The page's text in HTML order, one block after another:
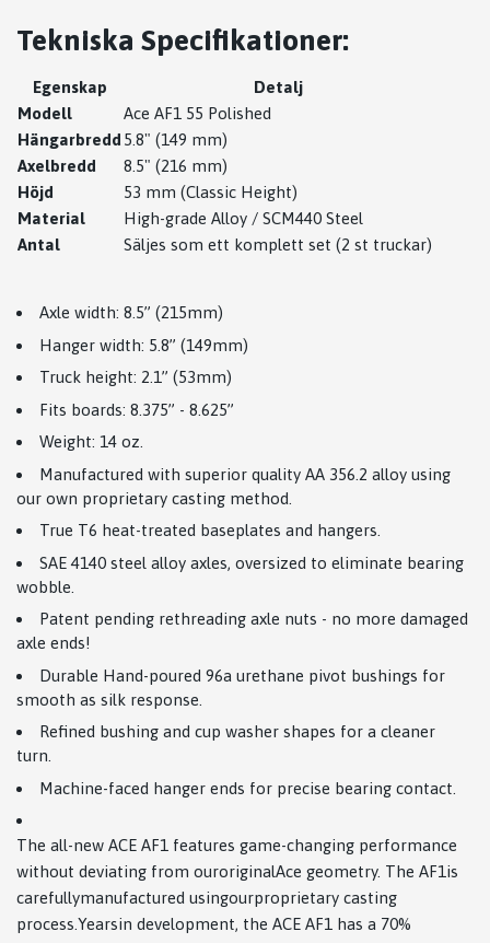
Tekniska Specifikationer:
Egenskap
Detalj
Modell
Ace AF1 55 Polished
Hängarbredd 5.8" (149 mm)
Axelbredd
8.5" (216 mm)
Höjd
53 mm (Classic Height)
Material
High-grade Alloy / SCM440 Steel
Antal
Säljes som ett komplett set (2 st truckar)
Axle width: 8.5” (215mm)
Hanger width: 5.8” (149mm)
Truck height: 2.1” (53mm)
Fits boards: 8.375” - 8.625”
Weight: 14 oz
Manufactured with superior quality AA 356.2 alloy using
our own proprietary casting method.
True T6 heat-treated baseplates and hangers.
SAE 4140 steel alloy axles, oversized to eliminate bearing
wobble.
Patent pending rethreading axle nuts - no more damaged
axle ends!
Durable Hand-poured 96a urethane pivot bushings for
smooth as silk response.
Refined bushing and cup washer shapes for a cleaner
turn.
Machine-faced hanger ends for precise bearing contact.
The all-new ACE AF1 features game-changing performance
without deviating from ouroriginalAce geometry. The AF1is
carefullymanufactured usingourproprietary casting
process.Yearsin development, the ACE AF1 has a 70%